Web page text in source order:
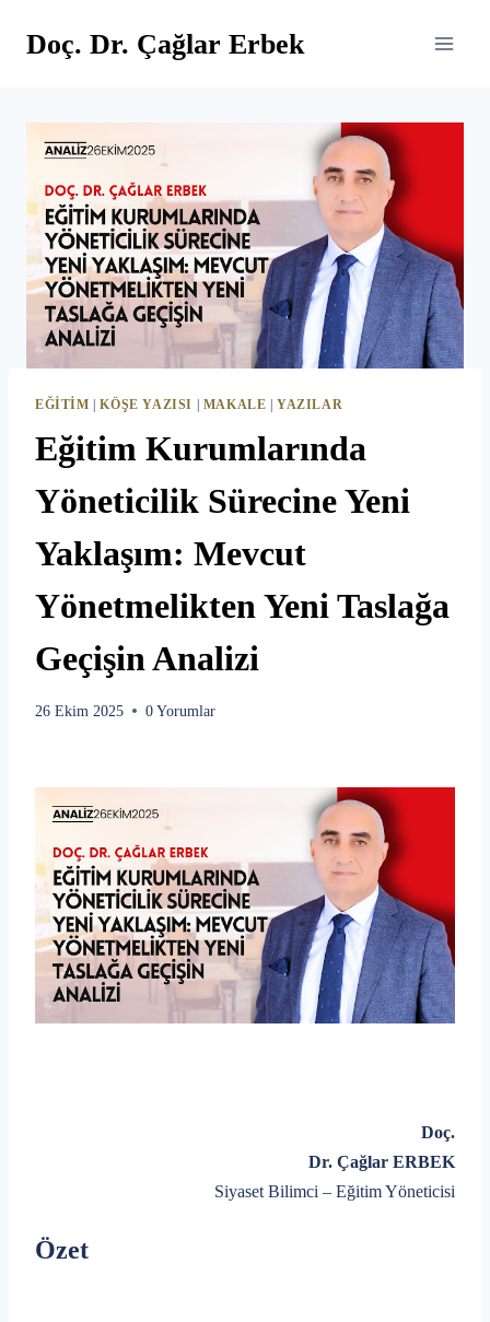
Doç. Dr. Çağlar Erbek
EĞITIM |KÖŞE YAZISI MAKALE |YAZILAR
Eğitim Kurumlarında
Yöneticilik Sürecine Yeni
Yaklaşım: Mevcut
Yönetmelikten Yeni Taslağa
Geçişin Analizi
26 Ekim 2025 0 Yorumlar
Doç.
Dr. Çağlar ERBEK
Siyaset Bilimci – Eğitim Yöneticisi
Özet